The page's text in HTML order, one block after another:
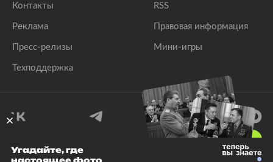
Контакты
Реклама
Пресс-релизы
Техподдержка
RSS
Правовая информация
Мини-игры
© 1999–2026 Все права защищены.
Угадайте, где